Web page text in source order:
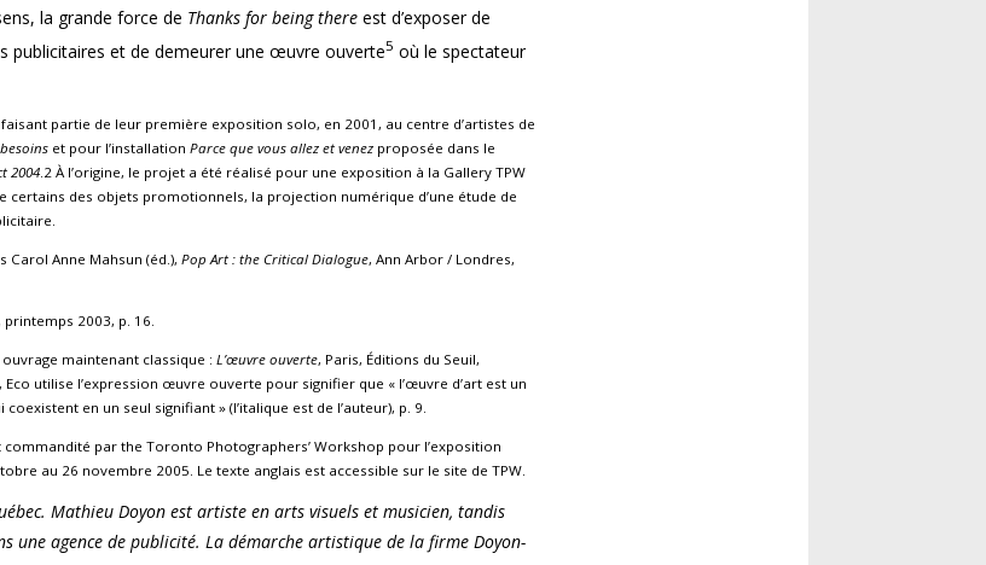
la grande force de Thanks for being there est d’exposer de
publicitaires et de demeurer une œuvre ouverte5 où le spectateur
partie de leur première exposition solo, en 2001, au centre d’artistes de
et pour l’installation Parce que vous allez et venez proposée dans le
2004.2 À l’origine, le projet a été réalisé pour une exposition à la Gallery TPW
des objets promotionnels, la projection numérique d’une étude de
Carol Anne Mahsun (éd.), Pop Art : the Critical Dialogue, Ann Arbor / Londres,
printemps 2003, p. 16.
maintenant classique : L’œuvre ouverte, Paris, Éditions du Seuil,
utilise l’expression œuvre ouverte pour signifier que « l’œuvre d’art est un
en un seul signifiant » (l’italique est de l’auteur), p. 9.
par the Toronto Photographers’ Workshop pour l’exposition
au 26 novembre 2005. Le texte anglais est accessible sur le site de TPW.
Mathieu Doyon est artiste en arts visuels et musicien, tandis
une agence de publicité. La démarche artistique de la firme Doyon-